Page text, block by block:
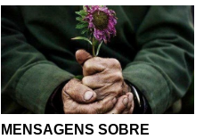
MENSAGENS SOBRE